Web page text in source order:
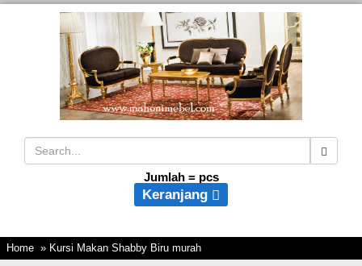
Jumlah = pcs
Keranjang
Home » Kursi Makan Shabby Biru murah